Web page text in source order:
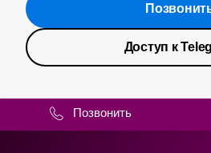
Доступ к
Позвонить